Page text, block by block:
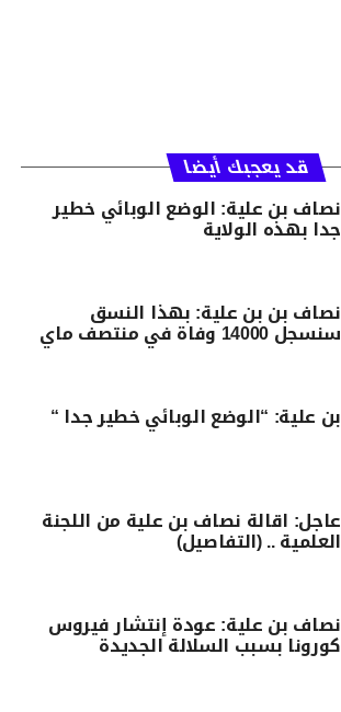
قد يعجبك أيضا
نصاف بن علية: الوضع الوبائي خطير
جدا بهذه الولاية
نصاف بن بن علية: بهذا النسق
سنسجل 14000 وفاة في منتصف ماي
بن علية: “الوضع الوبائي خطير جدا “
عاجل: اقالة نصاف بن علية من اللجنة
العلمية .. (التفاصيل)
نصاف بن علية: عودة إنتشار فيروس
كورونا بسبب السلالة الجديدة